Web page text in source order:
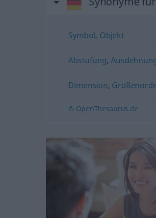
Symbol, Objekt
Abstufung,
Dimension,
© OpenThesaurus.de